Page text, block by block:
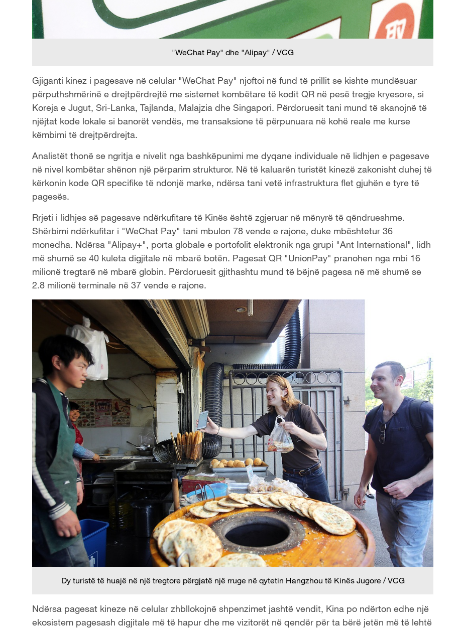
"WeChat Pay" dhe "Alipay" / VCG
Gjiganti kinez i pagesave në celular "WeChat Pay" njoftoi në fund të prillit se kishte mundësuar
përputhshmërinë e drejtpërdrejtë me sistemet kombëtare të kodit QR në pesë tregje kryesore, si
Koreja e Jugut, Sri-Lanka, Tajlanda, Malajzia dhe Singapori. Përdoruesit tani mund të skanojnë të
njëjtat kode lokale si banorët vendës, me transaksione të përpunuara në kohë reale me kurse
këmbimi të drejtpërdrejta.
Analistët thonë se ngritja e nivelit nga bashkëpunimi me dyqane individuale në lidhjen e pagesave
në nivel kombëtar shënon një përparim strukturor. Në të kaluarën turistët kinezë zakonisht duhej të
kërkonin kode QR specifike të ndonjë marke, ndërsa tani vetë infrastruktura flet gjuhën e tyre të
pagesës.
Rrjeti i lidhjes së pagesave ndërkufitare të Kinës është zgjeruar në mënyrë të qëndrueshme.
Shërbimi ndërkufitar i "WeChat Pay" tani mbulon 78 vende e rajone, duke mbështetur 36
monedha. Ndërsa "Alipay+", porta globale e portofolit elektronik nga grupi "Ant International", lidh
më shumë se 40 kuleta digjitale në mbarë botën. Pagesat QR "UnionPay" pranohen nga mbi 16
milionë tregtarë në mbarë globin. Përdoruesit gjithashtu mund të bëjnë pagesa në më shumë se
2.8 milionë terminale në 37 vende e rajone.
Dy turistë të huajë në një tregtore përgjatë një rruge në qytetin Hangzhou të Kinës Jugore / VCG
Ndërsa pagesat kineze në celular zhbllokojnë shpenzimet jashtë vendit, Kina po ndërton edhe një
ekosistem pagesash digjitale më të hapur dhe me vizitorët në qendër për ta bërë jetën më të lehtë